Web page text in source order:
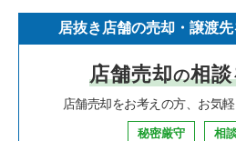
居抜き店舗の売却・譲渡先
店舗売却の相
店舗売却をお考えの方、お気軽
秘密厳守 相